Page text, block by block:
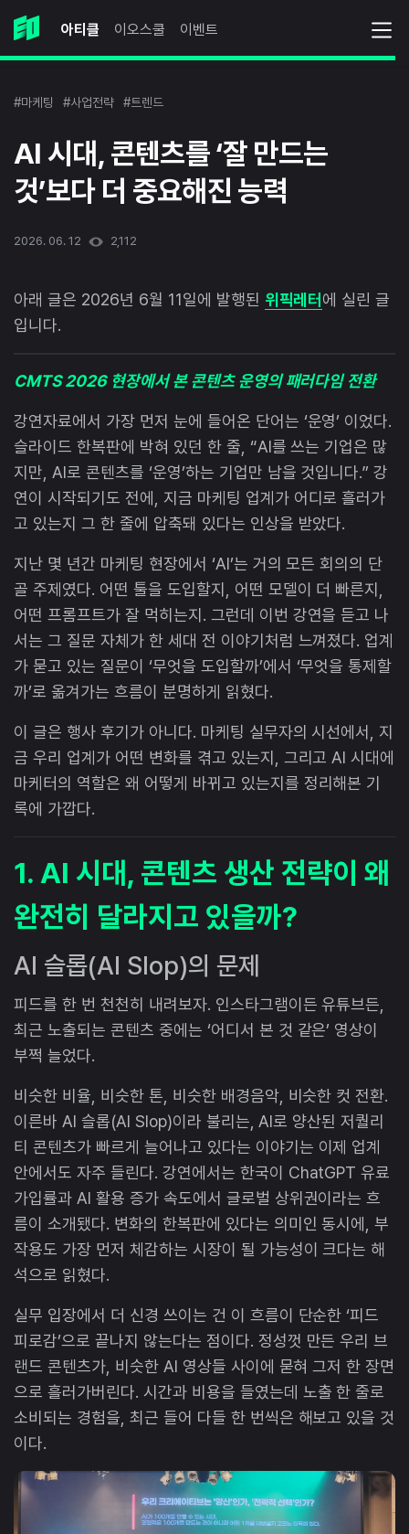
아티클 이오스쿨 이벤트
#마케팅 #사업전략 #트렌드
AI 시대, 콘텐츠를 ‘잘 만드는
것’보다 더 중요해진 능력
2026. 06. 12 2,112
아래 글은 2026년 6월 11일에 발행된 위픽레터 에 실린 글
입니다.
CMTS 2026 현장에서 본 콘텐츠 운영의 패러다임 전환
강연자료에서 가장 먼저 눈에 들어온 단어는 ‘운영’ 이었다.
슬라이드 한복판에 박혀 있던 한 줄, “AI를 쓰는 기업은 많
지만, AI로 콘텐츠를 ‘운영’하는 기업만 남을 것입니다.” 강
연이 시작되기도 전에, 지금 마케팅 업계가 어디로 흘러가
고 있는지 그 한 줄에 압축돼 있다는 인상을 받았다.
지난 몇 년간 마케팅 현장에서 ‘AI’는 거의 모든 회의의 단
골 주제였다. 어떤 툴을 도입할지, 어떤 모델이 더 빠른지,
어떤 프롬프트가 잘 먹히는지. 그런데 이번 강연을 듣고 나
서는 그 질문 자체가 한 세대 전 이야기처럼 느껴졌다. 업계
가 묻고 있는 질문이 ‘무엇을 도입할까’에서 ‘무엇을 통제할
까’로 옮겨가는 흐름이 분명하게 읽혔다.
이 글은 행사 후기가 아니다. 마케팅 실무자의 시선에서, 지
금 우리 업계가 어떤 변화를 겪고 있는지, 그리고 AI 시대에
마케터의 역할은 왜 어떻게 바뀌고 있는지를 정리해본 기
록에 가깝다.
1. AI 시대, 콘텐츠 생산 전략이 왜
완전히 달라지고 있을까?
AI 슬롭(AI Slop)의 문제
피드를 한 번 천천히 내려보자. 인스타그램이든 유튜브든,
최근 노출되는 콘텐츠 중에는 ‘어디서 본 것 같은’ 영상이
부쩍 늘었다.
비슷한 비율, 비슷한 톤, 비슷한 배경음악, 비슷한 컷 전환.
이른바 AI 슬롭(AI Slop)이라 불리는, AI로 양산된 저퀄리
티 콘텐츠가 빠르게 늘어나고 있다는 이야기는 이제 업계
안에서도 자주 들린다. 강연에서는 한국이 ChatGPT 유료
가입률과 AI 활용 증가 속도에서 글로벌 상위권이라는 흐
름이 소개됐다. 변화의 한복판에 있다는 의미인 동시에, 부
작용도 가장 먼저 체감하는 시장이 될 가능성이 크다는 해
석으로 읽혔다.
실무 입장에서 더 신경 쓰이는 건 이 흐름이 단순한 ‘피드
피로감’으로 끝나지 않는다는 점이다. 정성껏 만든 우리 브
랜드 콘텐츠가, 비슷한 AI 영상들 사이에 묻혀 그저 한 장면
으로 흘러가버린다. 시간과 비용을 들였는데 노출 한 줄로
소비되는 경험을, 최근 들어 다들 한 번씩은 해보고 있을 것
이다.